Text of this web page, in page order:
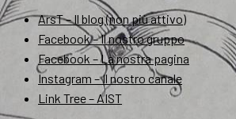
ArsT – Il blog (non più attivo)
Facebook – Il nostro gruppo
Facebook – La nostra pagina
Instagram – Il nostro canale
Link Tree – AIST